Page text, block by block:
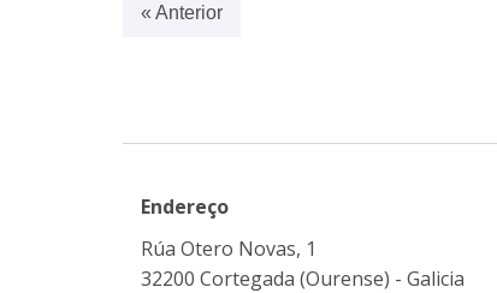
« Anterior
Endereço
Rúa Otero Novas, 1
32200 Cortegada (Ourense) - Galicia